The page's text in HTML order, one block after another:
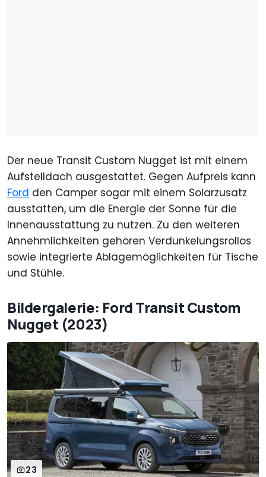
Der neue Transit Custom Nugget ist mit einem
Aufstelldach ausgestattet. Gegen Aufpreis kann
Ford den Camper sogar mit einem Solarzusatz
ausstatten, um die Energie der Sonne für die
Innenausstattung zu nutzen. Zu den weiteren
Annehmlichkeiten gehören Verdunkelungsrollos
sowie integrierte Ablagemöglichkeiten für Tische
und Stühle.
Bildergalerie: Ford Transit Custom
Nugget (2023)
23